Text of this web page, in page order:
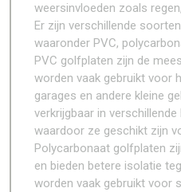
weersinvloeden zoals
Er zijn verschillende
waaronder PVC,
PVC golfplaten zijn de
worden vaak gebruikt voor
garages en andere kleine
verkrijgbaar in
waardoor ze geschikt zijn
Polycarbonaat golfplaten
en bieden betere isolatie
worden vaak gebruikt voor